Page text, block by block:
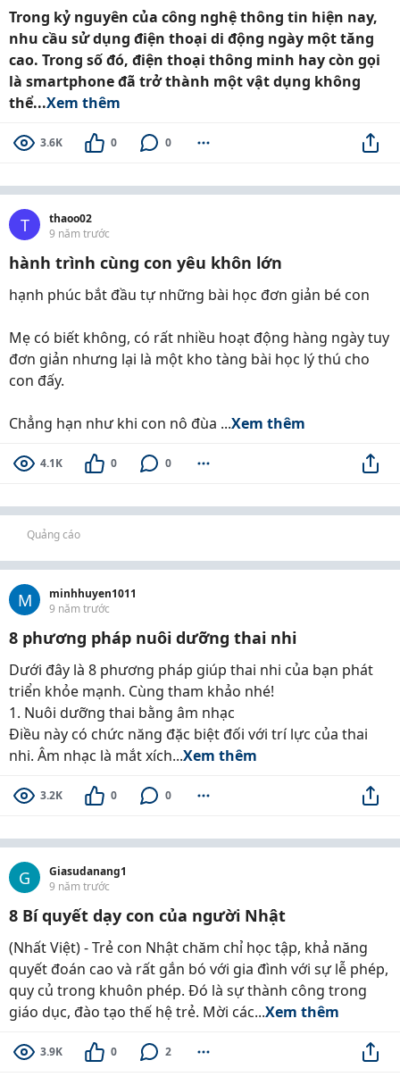
Trong kỷ nguyên của công nghệ thông tin hiện nay,
nhu cầu sử dụng điện thoại di động ngày một tăng
cao. Trong số đó, điện thoại thông minh hay còn gọi
là smartphone đã trở thành một vật dụng không
thể...Xem thêm
3.6K 0 0
T
thaoo02
9 năm trước
hành trình cùng con yêu khôn lớn
hạnh phúc bắt đầu tự những bài học đơn giản bé con
Mẹ có biết không, có rất nhiều hoạt động hàng ngày tuy
đơn giản nhưng lại là một kho tàng bài học lý thú cho
con đấy.
Chẳng hạn như khi con nô đùa ...Xem thêm
4.1K 0 0
Quảng cáo
M
minhhuyen1011
9 năm trước
8 phương pháp nuôi dưỡng thai nhi
Dưới đây là 8 phương pháp giúp thai nhi của bạn phát
triển khỏe mạnh. Cùng tham khảo nhé!
1. Nuôi dưỡng thai bằng âm nhạc
Điều này có chức năng đặc biệt đối với trí lực của thai
nhi. Âm nhạc là mắt xích...Xem thêm
3.2K 0 0
G
Giasudanang1
9 năm trước
8 Bí quyết dạy con của người Nhật
(Nhất Việt) - Trẻ con Nhật chăm chỉ học tập, khả năng
quyết đoán cao và rất gắn bó với gia đình với sự lễ phép,
quy củ trong khuôn phép. Đó là sự thành công trong
giáo dục, đào tạo thế hệ trẻ. Mời các...Xem thêm
3.9K 0 2